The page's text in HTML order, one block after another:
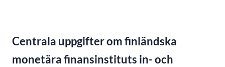
Centrala uppgifter om finländska
monetära finansinstituts in- och